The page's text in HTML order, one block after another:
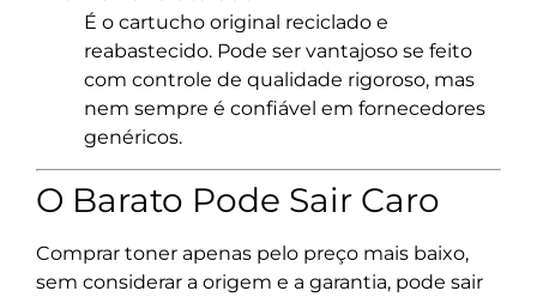
É o cartucho original reciclado e
reabastecido. Pode ser vantajoso se feito
com controle de qualidade rigoroso, mas
nem sempre é confiável em fornecedores
genéricos.
O Barato Pode Sair Caro
Comprar toner apenas pelo preço mais baixo,
sem considerar a origem e a garantia, pode sair